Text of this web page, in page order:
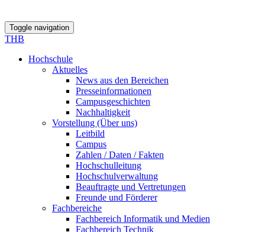
Toggle navigation
THB
Hochschule
Aktuelles
News aus den Bereichen
Presseinformationen
Campusgeschichten
Nachhaltigkeit
Vorstellung (Über uns)
Leitbild
Campus
Zahlen / Daten / Fakten
Hochschulleitung
Hochschulverwaltung
Beauftragte und Vertretungen
Freunde und Förderer
Fachbereiche
Fachbereich Informatik und Medien
Fachbereich Technik